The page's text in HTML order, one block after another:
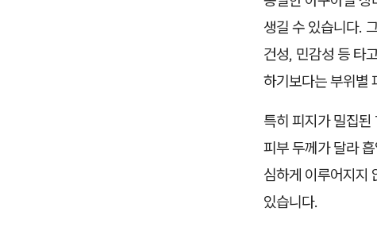
생길 수 있습니다.
건성, 민감성 등 타
하기보다는 부위별
특히 피지가 밀집
피부 두께가 달라
심하게 이루어지지
있습니다.